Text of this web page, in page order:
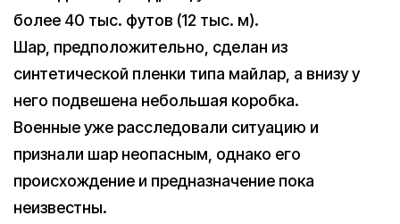
более 40 тыс. футов (12 тыс. м).
Шар, предположительно, сделан из
синтетической пленки типа майлар, а внизу у
него подвешена небольшая коробка.
Военные уже расследовали ситуацию и
признали шар неопасным, однако его
происхождение и предназначение пока
неизвестны.